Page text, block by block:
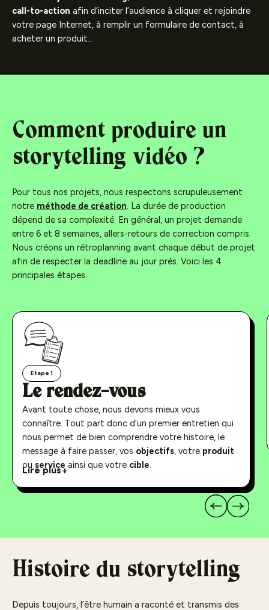
call-to-action afin d’inciter l’audience à cliquer et rejoindre
votre page Internet, à remplir un formulaire de contact, à
acheter un produit…
Comment produire un
storytelling vidéo ?
Pour tous nos projets, nous respectons scrupuleusement
notre méthode de création. La durée de production
dépend de sa complexité. En général, un projet demande
entre 6 et 8 semaines, allers-retours de correction compris.
Nous créons un rétroplanning avant chaque début de projet
afin de respecter la deadline au jour près. Voici les 4
principales étapes.
Etape 1
Le rendez-vous
Avant toute chose, nous devons mieux vous
connaître. Tout part donc d’un premier entretien qui
nous permet de bien comprendre votre histoire, le
message à faire passer, vos objectifs, votre produit
ou service ainsi que votre cible.
Lors de ce rendez-vous, vous faites la rencontre de
Lire plus
Lire moins
Histoire du storytelling
Depuis toujours, l’être humain a raconté et transmis des